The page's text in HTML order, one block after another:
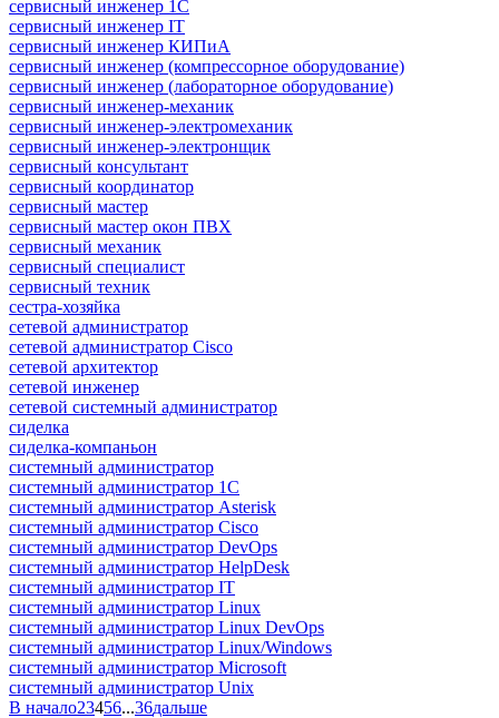
сервисный инженер 1С
сервисный инженер IT
сервисный инженер КИПиА
сервисный инженер (компрессорное оборудование)
сервисный инженер (лабораторное оборудование)
сервисный инженер-механик
сервисный инженер-электромеханик
сервисный инженер-электронщик
сервисный консультант
сервисный координатор
сервисный мастер
сервисный мастер окон ПВХ
сервисный механик
сервисный специалист
сервисный техник
сестра-хозяйка
сетевой администратор
сетевой администратор Cisco
сетевой архитектор
сетевой инженер
сетевой системный администратор
сиделка
сиделка-компаньон
системный администратор
системный администратор 1С
системный администратор Asterisk
системный администратор Cisco
системный администратор DevOps
системный администратор HelpDesk
системный администратор IT
системный администратор Linux
системный администратор Linux DevOps
системный администратор Linux/Windows
системный администратор Microsoft
системный администратор Unix
В начало23456...36дальше